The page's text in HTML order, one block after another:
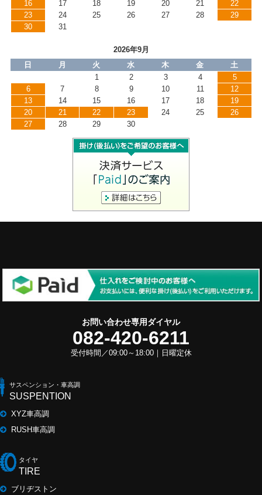
16
17 18 19 20 21
22
23
24 25 26 27 28
29
30
31
2026年9月
日
月 火 水 木 金
土
1
2 3 4
5
6
7 8 9 10 11
12
13
14 15 16 17 18
19
20
21 22 23 24 25
26
27
28 29 30
お問い合わせ専用ダイヤル
082-420-6211
受付時間／09:00～18:00｜日曜定休
サスペンション・車高調
SUSPENTION
XYZ車高調
RUSH車高調
タイヤ
TIRE
ブリヂストン